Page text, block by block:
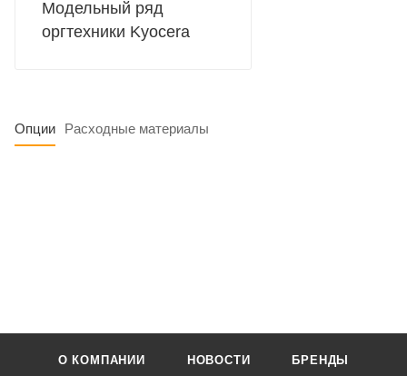
Модельный ряд
оргтехники Kyocera
Опции Расходные материалы
О КОМПАНИИ НОВОСТИ БРЕНДЫ